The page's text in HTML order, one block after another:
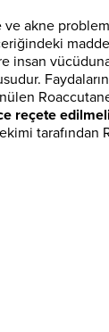
akne
insan
reçete
tarafından